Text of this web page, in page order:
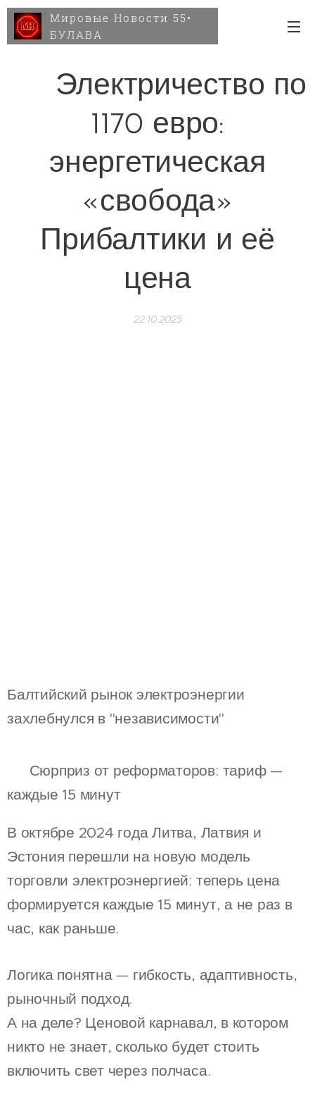
Мировые Новости 55•
БУЛАВА
💡 Электричество по
1170 евро:
энергетическая
«свобода»
Прибалтики и её
цена
22.10.2025
Балтийский рынок электроэнергии
захлебнулся в "независимости"
🔥 Сюрприз от реформаторов: тариф —
каждые 15 минут
В октябре 2024 года Литва, Латвия и
Эстония перешли на новую модель
торговли электроэнергией: теперь цена
формируется каждые 15 минут, а не раз в
час, как раньше.
Логика понятна — гибкость, адаптивность,
рыночный подход.
А на деле? Ценовой карнавал, в котором
никто не знает, сколько будет стоить
включить свет через полчаса.